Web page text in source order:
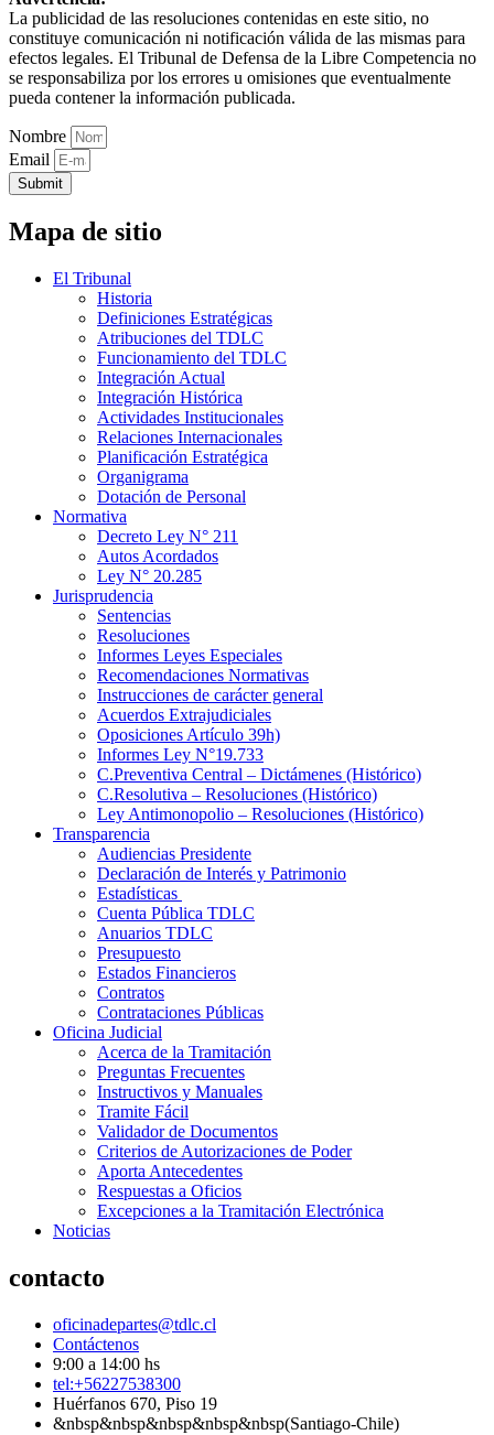
La publicidad de las resoluciones contenidas en este sitio, no
constituye comunicación ni notificación válida de las mismas para
efectos legales. El Tribunal de Defensa de la Libre Competencia no
se responsabiliza por los errores u omisiones que eventualmente
pueda contener la información publicada.
Nombre
Email
Submit
Mapa de sitio
El Tribunal
Historia
Definiciones Estratégicas
Atribuciones del TDLC
Funcionamiento del TDLC
Integración Actual
Integración Histórica
Actividades Institucionales
Relaciones Internacionales
Planificación Estratégica
Organigrama
Dotación de Personal
Normativa
Decreto Ley N° 211
Autos Acordados
Ley N° 20.285
Jurisprudencia
Sentencias
Resoluciones
Informes Leyes Especiales
Recomendaciones Normativas
Instrucciones de carácter general
Acuerdos Extrajudiciales
Oposiciones Artículo 39h)
Informes Ley N°19.733
C.Preventiva Central – Dictámenes (Histórico)
C.Resolutiva – Resoluciones (Histórico)
Ley Antimonopolio – Resoluciones (Histórico)
Transparencia
Audiencias Presidente
Declaración de Interés y Patrimonio
Estadísticas
Cuenta Pública TDLC
Anuarios TDLC
Presupuesto
Estados Financieros
Contratos
Contrataciones Públicas
Oficina Judicial
Acerca de la Tramitación
Preguntas Frecuentes
Instructivos y Manuales
Tramite Fácil
Validador de Documentos
Criterios de Autorizaciones de Poder
Aporta Antecedentes
Respuestas a Oficios
Excepciones a la Tramitación Electrónica
Noticias
contacto
oficinadepartes@tdlc.cl
Contáctenos
9:00 a 14:00 hs
tel:+56227538300
Huérfanos 670, Piso 19
&nbsp&nbsp&nbsp&nbsp&nbsp(Santiago-Chile)